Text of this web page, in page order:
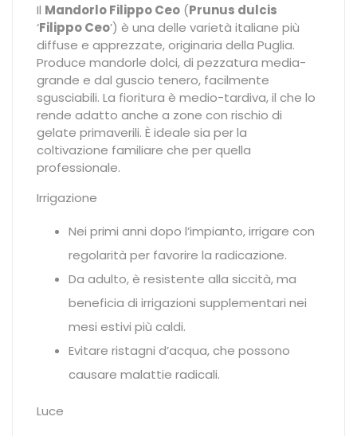
Il Mandorlo Filippo Ceo (Prunus dulcis
‘Filippo Ceo’) è una delle varietà italiane più
diffuse e apprezzate, originaria della Puglia.
Produce mandorle dolci, di pezzatura media-
grande e dal guscio tenero, facilmente
sgusciabili. La fioritura è medio-tardiva, il che lo
rende adatto anche a zone con rischio di
gelate primaverili. È ideale sia per la
coltivazione familiare che per quella
professionale.
Irrigazione
Nei primi anni dopo l’impianto, irrigare con
regolarità per favorire la radicazione.
Da adulto, è resistente alla siccità, ma
beneficia di irrigazioni supplementari nei
mesi estivi più caldi.
Evitare ristagni d’acqua, che possono
causare malattie radicali.
Luce